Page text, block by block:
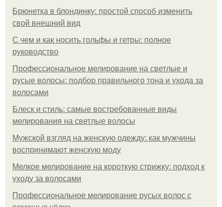
Брюнетка в блондинку: простой способ изменить
свой внешний вид
С чем и как носить гольфы и гетры: полное
руководство
Профессиональное мелирование на светлые и
русые волосы: подбор правильного тона и ухода за
волосами
Блеск и стиль: самые востребованные виды
мелирования на светлые волосы
Мужской взгляд на женскую одежду: как мужчины
воспринимают женскую моду
Мелкое мелирование на короткую стрижку: подход к
уходу за волосами
Профессиональное мелирование русых волос с